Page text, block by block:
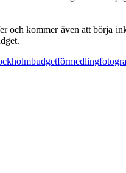
och kommer även att börja
budgetförmedling